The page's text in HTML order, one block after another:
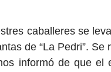
caballeres se
de “La Pedri”.
informó de que el